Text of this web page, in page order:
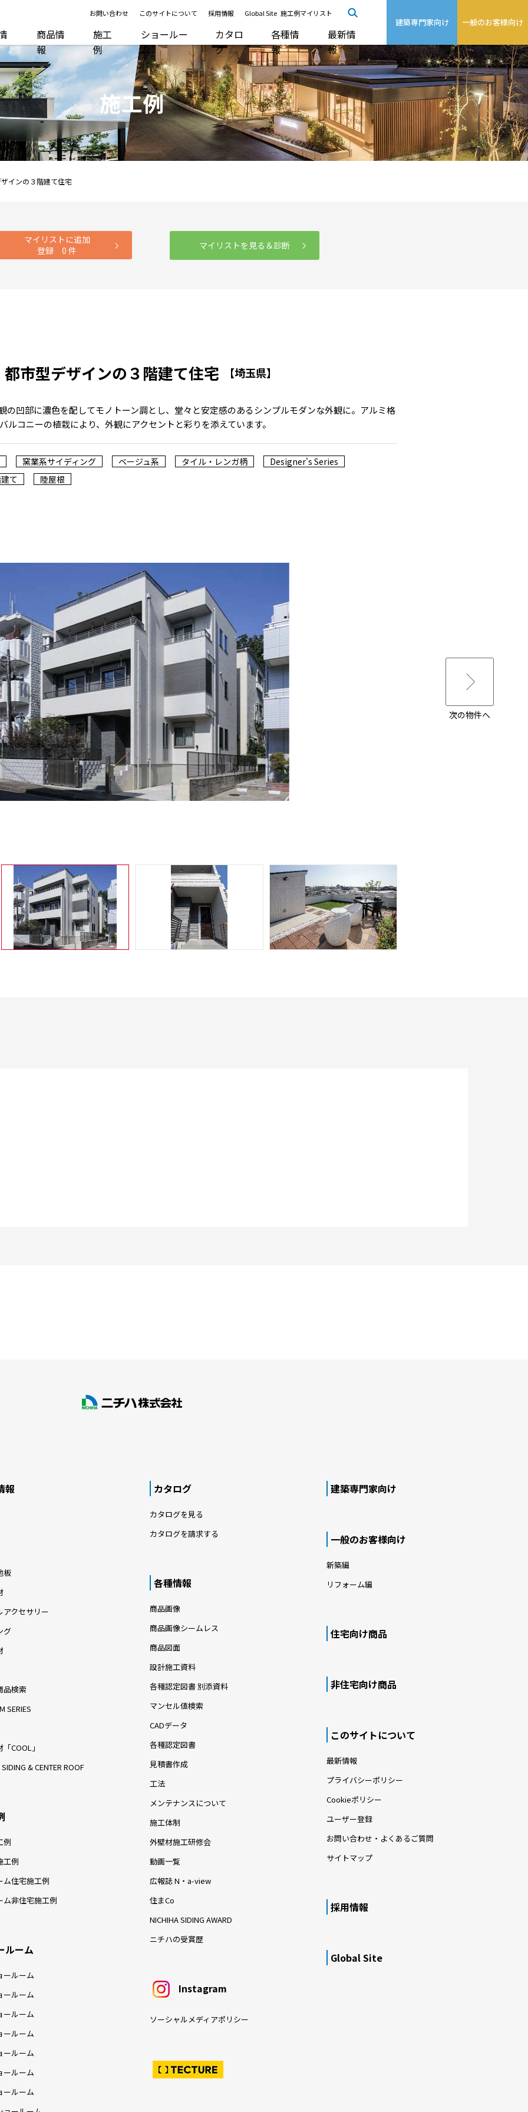
お問い合わせ このサイトについて 採用情報 Global Site 施工例マイリスト
商品情
報
施工
例
ショールー
ム
カタロ
グ
各種情
報
最新情
報
建築専門家向け 一般のお客様向け
施工例
インの３階建て住宅
マイリストに追加
登録0 件 マイリストを見る＆診断
市型デザインの３階建て住宅 【埼玉県】
の凹部に濃色を配してモノトーン調とし、堂々と安定感のあるシンプルモダンな外観に。アルミ格
ルコニーの植栽により、外観にアクセントと彩りを添えています。
窯業系サイディング ベージュ系 タイル・レンガ柄
Designer's Series
て
陸屋根
次の物件へ
報
板
アクセサリー
グ
品検索
SERIES
COOL」
SIDING & CENTER ROOF
例
工例
ム住宅施工例
ム非住宅施工例
ルーム
ールーム
ールーム
ールーム
ールーム
ールーム
ールーム
ールーム
カタログ
カタログを見る
カタログを請求する
各種情報
商品画像
商品画像シームレス
商品図面
設計施工資料
各種認定図書 別添資料
マンセル値検索
CADデータ
各種認定図書
見積書作成
工法
メンテナンスについて
施工体制
外壁材施工研修会
動画一覧
広報誌 N・a-view
住まCo
NICHIHA SIDING AWARD
ニチハの受賞歴
Instagram
ソーシャルメディアポリシー
建築専門家向け
一般のお客様向け
新築編
リフォーム編
住宅向け商品
非住宅向け商品
このサイトについて
最新情報
プライバシーポリシー
Cookieポリシー
ユーザー登録
お問い合わせ・よくあるご質問
サイトマップ
採用情報
Global Site